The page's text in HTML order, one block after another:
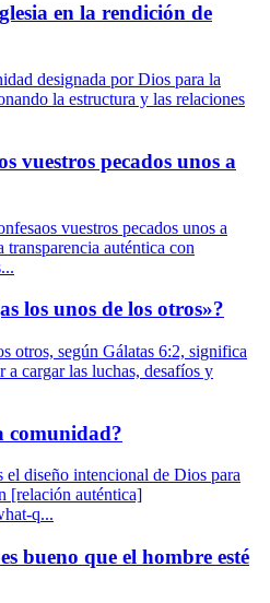
en la rendición de
designada por Dios para la
la estructura y las relaciones
vuestros pecados unos a
vuestros pecados unos a
transparencia auténtica con
los unos de los otros»?
otros, según Gálatas 6:2, significa
cargar las luchas, desafíos y
comunidad?
diseño intencional de Dios para
[relación auténtica]
q...
bueno que el hombre esté